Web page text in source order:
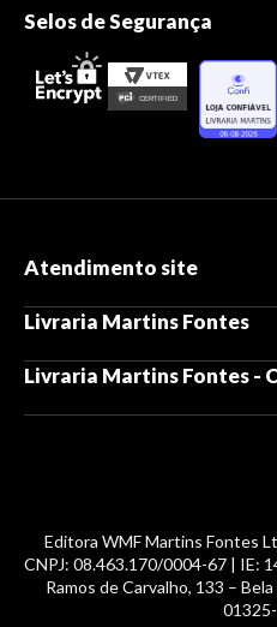
Selos de Segurança
Atendimento site
Livraria Martins Fontes
Livraria Martins Fontes -
Editora WMF Martins Fontes
CNPJ: 08.463.170/0004-67 | IE:
Ramos de Carvalho, 133 –